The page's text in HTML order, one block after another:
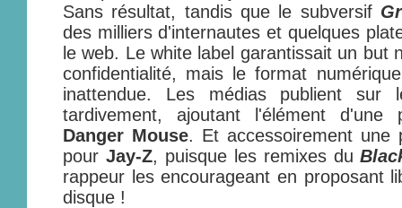
Sans résultat, tandis que le subversif
des milliers d'internautes et quelques
le web. Le white label garantissait un but
confidentialité, mais le format
inattendue. Les médias publient
tardivement, ajoutant l'élément d'une
Danger Mouse. Et accessoirement une
pour Jay-Z, puisque les remixes du
rappeur les encourageant en proposant
disque !